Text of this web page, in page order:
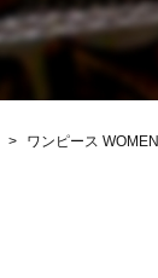
> ワンピース WOMEN